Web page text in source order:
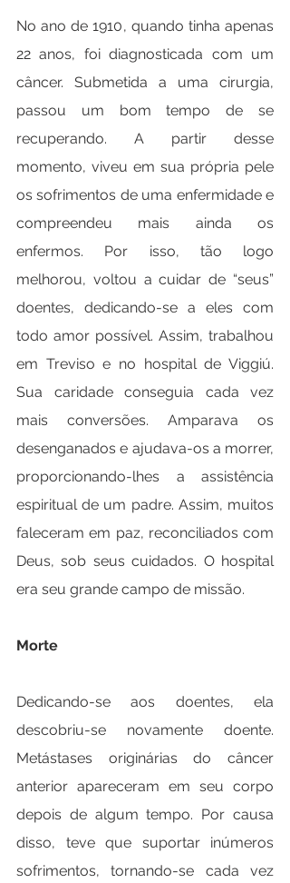
No ano de 1910, quando tinha apenas
22 anos, foi diagnosticada com um
câncer. Submetida a uma cirurgia,
passou um bom tempo de se
recuperando. A partir desse
momento, viveu em sua própria pele
os sofrimentos de uma enfermidade e
compreendeu mais ainda os
enfermos. Por isso, tão logo
melhorou, voltou a cuidar de “seus”
doentes, dedicando-se a eles com
todo amor possível. Assim, trabalhou
em Treviso e no hospital de Viggiú.
Sua caridade conseguia cada vez
mais conversões. Amparava os
desenganados e ajudava-os a morrer,
proporcionando-lhes a assistência
espiritual de um padre. Assim, muitos
faleceram em paz, reconciliados com
Deus, sob seus cuidados. O hospital
era seu grande campo de missão.
Morte
Dedicando-se aos doentes, ela
descobriu-se novamente doente.
Metástases originárias do câncer
anterior apareceram em seu corpo
depois de algum tempo. Por causa
disso, teve que suportar inúmeros
sofrimentos, tornando-se cada vez